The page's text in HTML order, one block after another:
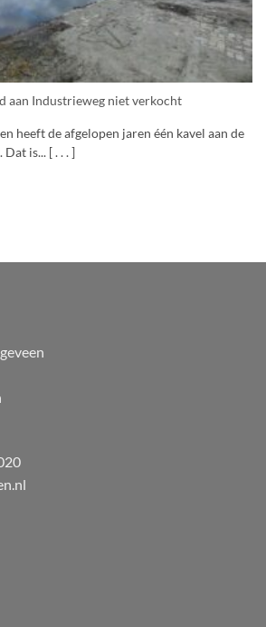
aan Industrieweg niet verkocht
heeft de afgelopen jaren één kavel aan de
is... [ . . . ]